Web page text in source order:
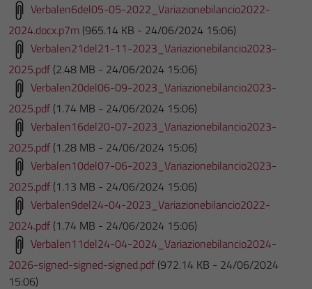
Verbalen6del05-05-2022_Variazionebilancio2022-
2024.docx.p7m (965.14 KB - 24/06/2024 15:06)
Verbalen21del21-11-2023_Variazionebilancio2023-
2025.pdf (2.48 MB - 24/06/2024 15:06)
Verbalen20del06-09-2023_Variazionebilancio2023-
2025.pdf (1.74 MB - 24/06/2024 15:06)
Verbalen16del20-07-2023_Variazionebilancio2023-
2025.pdf (1.28 MB - 24/06/2024 15:06)
Verbalen10del07-06-2023_Variazionebilancio2023-
2025.pdf (1.13 MB - 24/06/2024 15:06)
Verbalen9del24-04-2023_Variazionebilancio2022-
2024.pdf (1.74 MB - 24/06/2024 15:06)
Verbalen11del24-04-2024_Variazionebilancio2024-
2026-signed-signed-signed.pdf (972.14 KB - 24/06/2024
15:06)
Tecnici
Questi cookie
sono necessari
funzionamento
possono
Questi cookie
informazioni